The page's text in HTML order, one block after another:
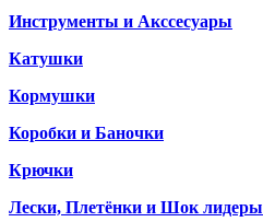
Инструменты и Акссесуары
Катушки
Кормушки
Коробки и Баночки
Крючки
Лески, Плетёнки и Шок лидеры